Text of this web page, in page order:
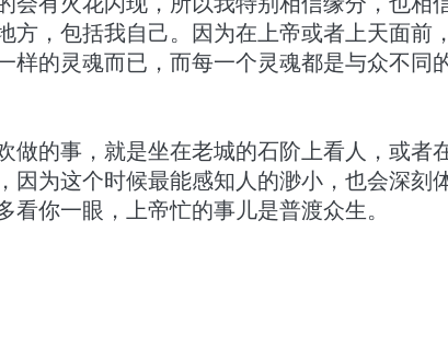
方，包括我自己。因为在上帝或者上天面前
样的灵魂而已，而每一个灵魂都是与众不同的
做的事，就是坐在老城的石阶上看人，或者
因为这个时候最能感知人的渺小，也会深刻
看你一眼，上帝忙的事儿是普渡众生。